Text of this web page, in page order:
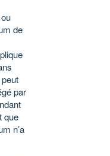
de
par
que
n’a